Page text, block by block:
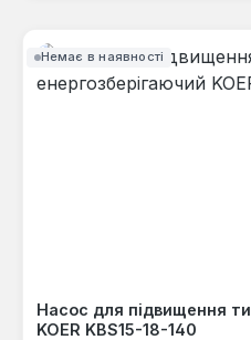
Немає в наявності
Насос для підвищення
KOER KBS15-18-140